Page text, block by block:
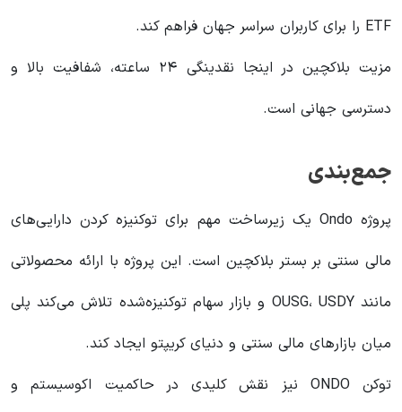
ETF را برای کاربران سراسر جهان فراهم کند.
مزیت بلاکچین در اینجا نقدینگی ۲۴ ساعته، شفافیت بالا و
دسترسی جهانی است.
جمع‌بندی
پروژه Ondo یک زیرساخت مهم برای توکنیزه کردن دارایی‌های
مالی سنتی بر بستر بلاکچین است. این پروژه با ارائه محصولاتی
مانند OUSG، USDY و بازار سهام توکنیزه‌شده تلاش می‌کند پلی
میان بازارهای مالی سنتی و دنیای کریپتو ایجاد کند.
توکن ONDO نیز نقش کلیدی در حاکمیت اکوسیستم و